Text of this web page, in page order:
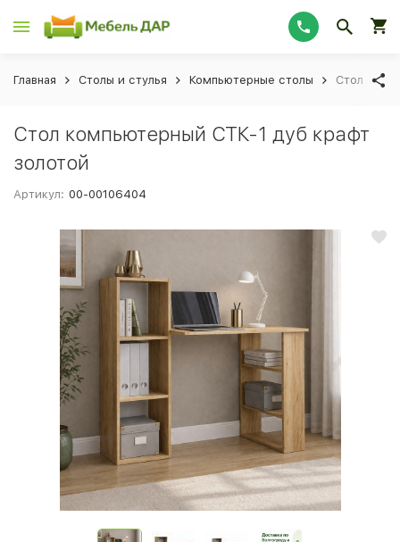
Главная Столы и стулья Компьютерные столы Стол
Стол компьютерный СТК-1 дуб крафт
золотой
Артикул: 00-00106404